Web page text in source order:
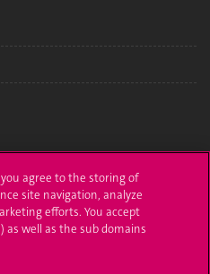
you agree to the storing of
site navigation, analyze
efforts. You accept
well as the sub domains